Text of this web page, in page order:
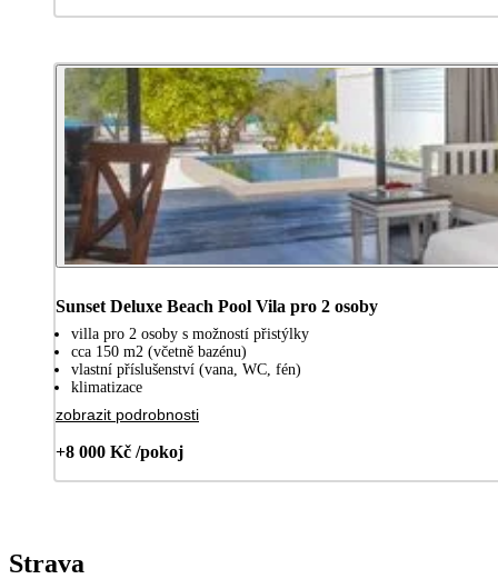
Sunset Deluxe Beach Pool Vila pro 2 osoby
villa pro 2 osoby s možností přistýlky
cca 150 m2 (včetně bazénu)
vlastní příslušenství (vana, WC, fén)
klimatizace
zobrazit podrobnosti
+8 000 Kč /pokoj
Strava